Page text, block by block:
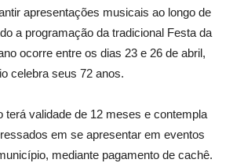
apresentações musicais ao longo de
a programação da tradicional Festa da
ocorre entre os dias 23 e 26 de abril,
celebra seus 72 anos.
terá validade de 12 meses e contempla
em se apresentar em eventos
mediante pagamento de cachê.